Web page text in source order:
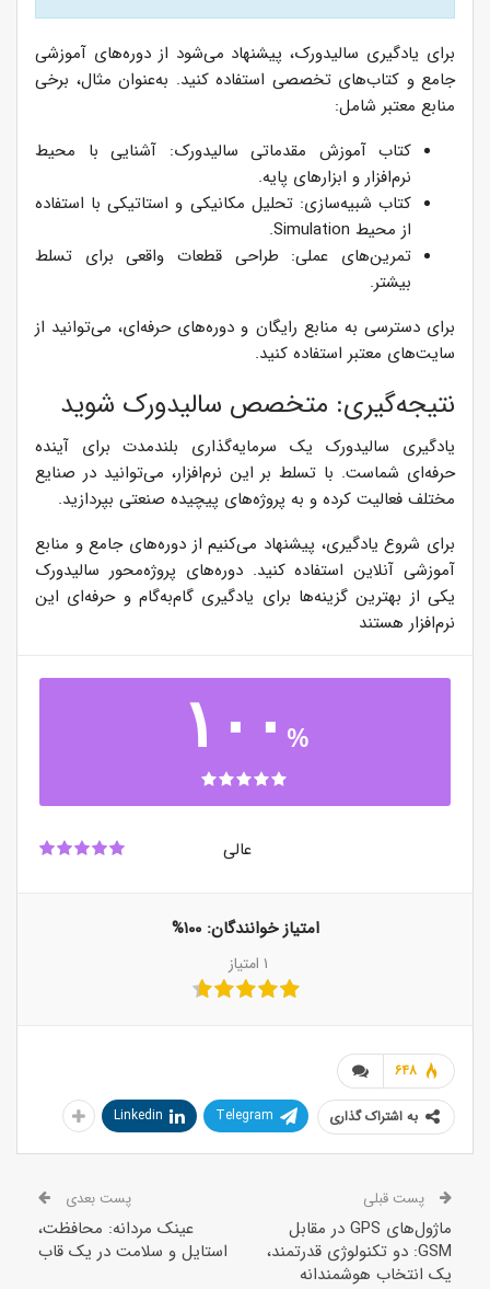
برای یادگیری سالیدورک، پیشنهاد می‌شود از دوره‌های آموزشی
جامع و کتاب‌های تخصصی استفاده کنید. به‌عنوان مثال، برخی
منابع معتبر شامل:
کتاب آموزش مقدماتی سالیدورک: آشنایی با محیط
نرم‌افزار و ابزارهای پایه.
کتاب شبیه‌سازی: تحلیل مکانیکی و استاتیکی با استفاده
از محیط Simulation.
تمرین‌های عملی: طراحی قطعات واقعی برای تسلط
بیشتر.
برای دسترسی به منابع رایگان و دوره‌های حرفه‌ای، می‌توانید از
سایت‌های معتبر استفاده کنید.
نتیجه‌گیری: متخصص سالیدورک شوید
یادگیری سالیدورک یک سرمایه‌گذاری بلندمدت برای آینده
حرفه‌ای شماست. با تسلط بر این نرم‌افزار، می‌توانید در صنایع
مختلف فعالیت کرده و به پروژه‌های پیچیده صنعتی بپردازید.
برای شروع یادگیری، پیشنهاد می‌کنیم از دوره‌های جامع و منابع
آموزشی آنلاین استفاده کنید. دوره‌های پروژه‌محور سالیدورک
یکی از بهترین گزینه‌ها برای یادگیری گام‌به‌گام و حرفه‌ای این
نرم‌افزار هستند
۱۰۰ %
عالی
امتیاز خوانندگان:۱۰۰%
۱ امتیاز
648
به اشتراک گذاری Telegram
Linkedin
پست قبلی
ماژول‌های GPS در مقابل
GSM: دو تکنولوژی قدرتمند،
یک انتخاب هوشمندانه
پست بعدی
عینک مردانه: محافظت،
استایل و سلامت در یک قاب